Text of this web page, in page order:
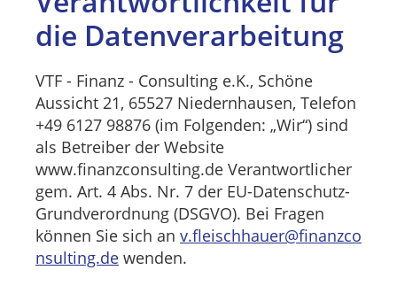
die Datenverarbeitung
VTF - Finanz - Consulting e.K., Schöne
Aussicht 21, 65527 Niedernhausen, Telefon
+49 6127 98876 (im Folgenden: „Wir“) sind
als Betreiber der Website
www.finanzconsulting.de Verantwortlicher
gem. Art. 4 Abs. Nr. 7 der EU-Datenschutz-
Grundverordnung (DSGVO). Bei Fragen
können Sie sich an v.fleischhauer@finanzco
nsulting.de wenden.